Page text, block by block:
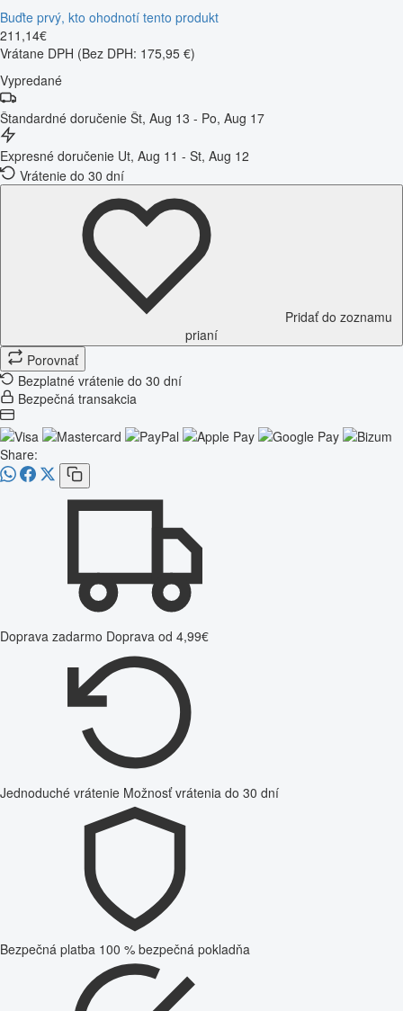
Buďte prvý, kto ohodnotí tento produkt
211 ,14€
Vrátane DPH (Bez DPH: 175,95 €)
Vypredané
Štandardné doručenie Št, Aug 13 - Po, Aug 17
Expresné doručenie Ut, Aug 11 - St, Aug 12
Vrátenie do 30 dní
Pridať do zoznamu
prianí
Porovnať
Bezplatné vrátenie do 30 dní
Bezpečná transakcia
Share:
Doprava zadarmo Doprava od 4,99€
Jednoduché vrátenie Možnosť vrátenia do 30 dní
Bezpečná platba 100 % bezpečná pokladňa